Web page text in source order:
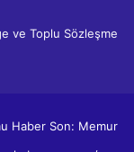
ve Toplu Sözleşme
Haber Son: Memur